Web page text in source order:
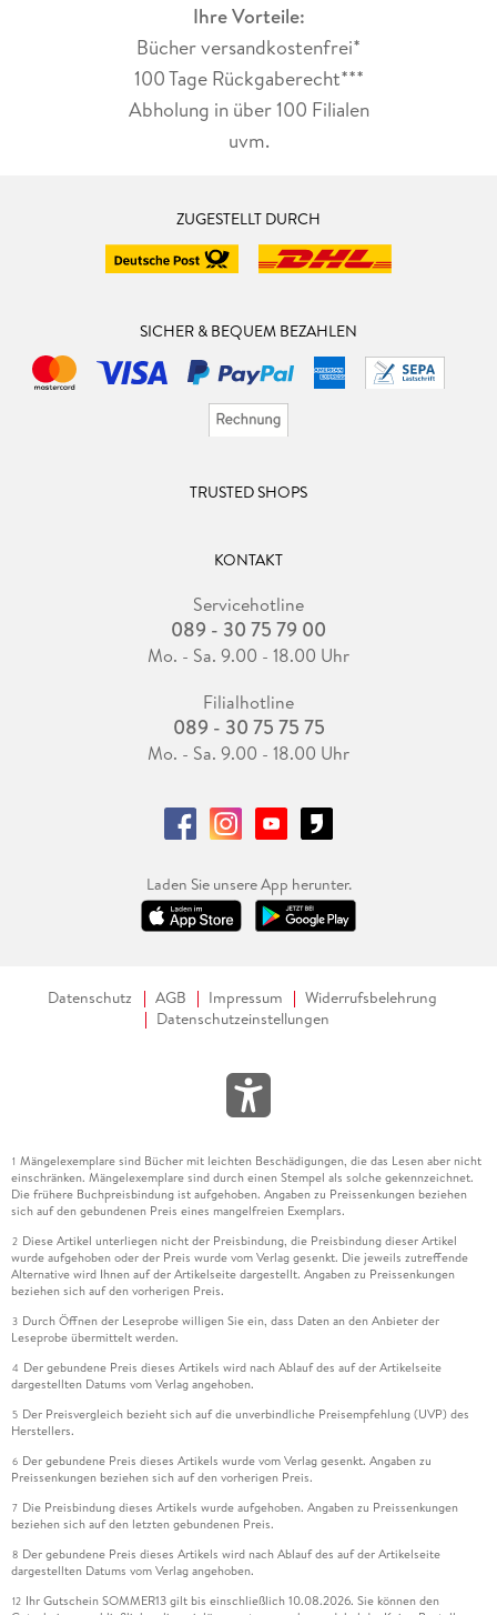
Ihre Vorteile:
Bücher versandkostenfrei*
100 Tage Rückgaberecht***
Abholung in über 100 Filialen
uvm.
ZUGESTELLT DURCH
SICHER & BEQUEM BEZAHLEN
TRUSTED SHOPS
KONTAKT
Servicehotline
089 - 30 75 79 00
Mo. - Sa. 9.00 - 18.00 Uhr
Filialhotline
089 - 30 75 75 75
Mo. - Sa. 9.00 - 18.00 Uhr
Laden Sie unsere App herunter.
Datenschutz AGB Impressum
Widerrufsbelehrung
Datenschutzeinstellungen
1 Mängelexemplare sind Bücher mit leichten Beschädigungen, die das Lesen aber nicht
einschränken. Mängelexemplare sind durch einen Stempel als solche gekennzeichnet.
Die frühere Buchpreisbindung ist aufgehoben. Angaben zu Preissenkungen beziehen
sich auf den gebundenen Preis eines mangelfreien Exemplars.
2 Diese Artikel unterliegen nicht der Preisbindung, die Preisbindung dieser Artikel
wurde aufgehoben oder der Preis wurde vom Verlag gesenkt. Die jeweils zutreffende
Alternative wird Ihnen auf der Artikelseite dargestellt. Angaben zu Preissenkungen
beziehen sich auf den vorherigen Preis.
3 Durch Öffnen der Leseprobe willigen Sie ein, dass Daten an den Anbieter der
Leseprobe übermittelt werden.
4 Der gebundene Preis dieses Artikels wird nach Ablauf des auf der Artikelseite
dargestellten Datums vom Verlag angehoben.
5 Der Preisvergleich bezieht sich auf die unverbindliche Preisempfehlung (UVP) des
Herstellers.
6 Der gebundene Preis dieses Artikels wurde vom Verlag gesenkt. Angaben zu
Preissenkungen beziehen sich auf den vorherigen Preis.
7 Die Preisbindung dieses Artikels wurde aufgehoben. Angaben zu Preissenkungen
beziehen sich auf den letzten gebundenen Preis.
8 Der gebundene Preis dieses Artikels wird nach Ablauf des auf der Artikelseite
dargestellten Datums vom Verlag angehoben.
12 Ihr Gutschein SOMMER13 gilt bis einschließlich 10.08.2026. Sie können den